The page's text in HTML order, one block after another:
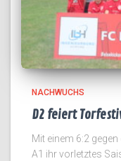
NACHWUCHS
D2 feiert
Mit einem 6:2
A1 ihr vorletztes